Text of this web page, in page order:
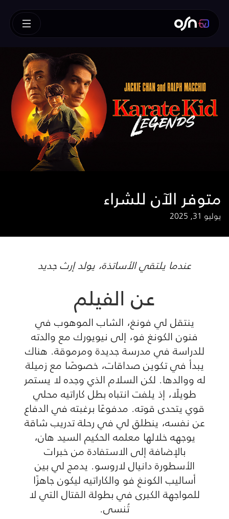
متوفر الآن للشراء
يوليو 31, 2025
عندما يلتقي الأساتذة، يولد إرث جديد
عن الفيلم
ينتقل لي فونغ، الشاب الموهوب في
فنون الكونغ فو، إلى نيويورك مع والدته
للدراسة في مدرسة جديدة ومرموقة. هناك
يبدأ في تكوين صداقات، خصوصًا مع زميلة
له ووالدها. لكن السلام الذي وجده لا يستمر
طويلًا، إذ يلفت انتباه بطل كاراتيه محلي
قوي يتحدى قوته. مدفوعًا برغبته في الدفاع
عن نفسه، ينطلق لي في رحلة تدريب شاقة
يوجهه خلالها معلمه الحكيم السيد هان،
بالإضافة إلى الاستفادة من خبرات
الأسطورة دانيال لاروسو. يدمج لي بين
أساليب الكونغ فو والكاراتيه ليكون جاهزًا
للمواجهة الكبرى في بطولة القتال التي لا
تُنسى.